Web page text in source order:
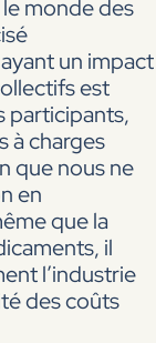
monde des
un impact
est
participants,
à charges
que nous ne
en
que la
il
l’industrie
des coûts